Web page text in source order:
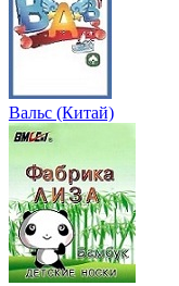
Вальс (Китай)